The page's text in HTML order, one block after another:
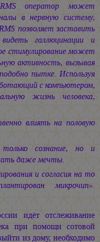
оператор может
в нервную систему,
позволяет заставить
видеть галлюцинации и
стимулирование может
активность, вызывая
пытке. Используя
с компьютером,
жизнь человека,
влиять на половую
сознание, но и
даже мечты.
и согласия на то
микрочип».
идёт отслеживание
при помощи сотовой
из дому, необходимо